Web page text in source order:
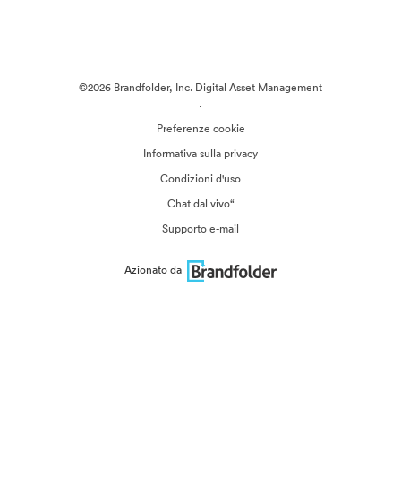
©2026 Brandfolder, Inc. Digital Asset Management
·
Preferenze cookie
Informativa sulla privacy
Condizioni d'uso
Chat dal vivo“
Supporto e-mail
Azionato da